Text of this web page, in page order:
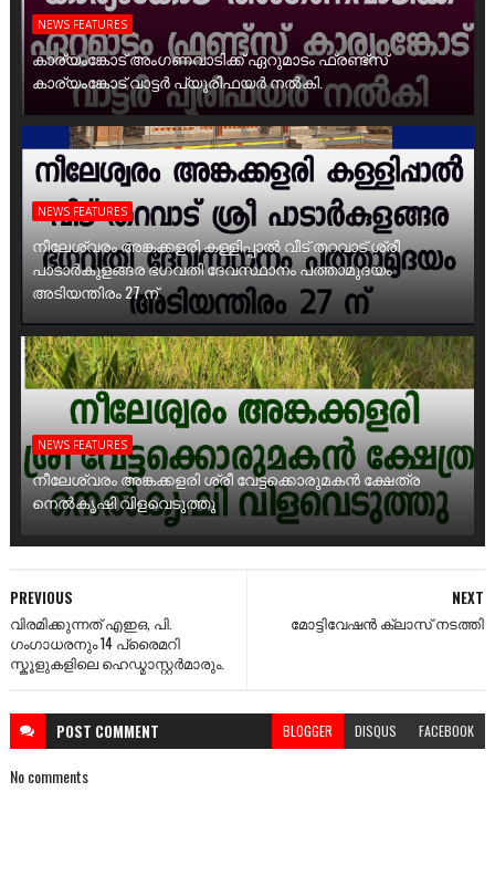
NEWS FEATURES
കാര്യംങ്കോട് അംഗണവാടിക്ക് ഏറുമാടം ഫ്രണ്ട്സ്
കാര്യംങ്കോട് വാട്ടർ പ്യൂരിഫയർ നൽകി.
NEWS FEATURES
നീലേശ്വരം അങ്കക്കളരി കള്ളിപ്പാൽ വീട് തറവാട് ശ്രീ
പാടാർകുളങ്ങര ഭഗവതി ദേവസ്ഥാനം പത്താമുദയം
അടിയന്തിരം 27 ന്
NEWS FEATURES
നീലേശ്വരം അങ്കക്കളരി ശ്രീ വേട്ടക്കൊരുമകൻ ക്ഷേത്ര
നെൽകൃഷി വിളവെടുത്തു
NEXT
മോട്ടിവേഷൻ ക്ലാസ് നടത്തി
PREVIOUS
വിരമിക്കുന്നത് എഇഒ, പി.
ഗംഗാധരനും 14 പ്രൈമറി
സ്കൂളുകളിലെ ഹെഡ്മാസ്റ്റർമാരും.
POST COMMENT BLOGGER DISQUS FACEBOOK
No comments